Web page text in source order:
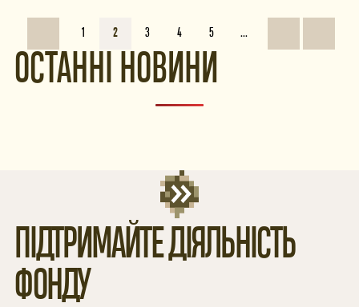
1 2 3 4 5 ...
ОСТАННІ НОВИНИ
ПІДТРИМАЙТЕ ДІЯЛЬНІСТЬ
ФОНДУ